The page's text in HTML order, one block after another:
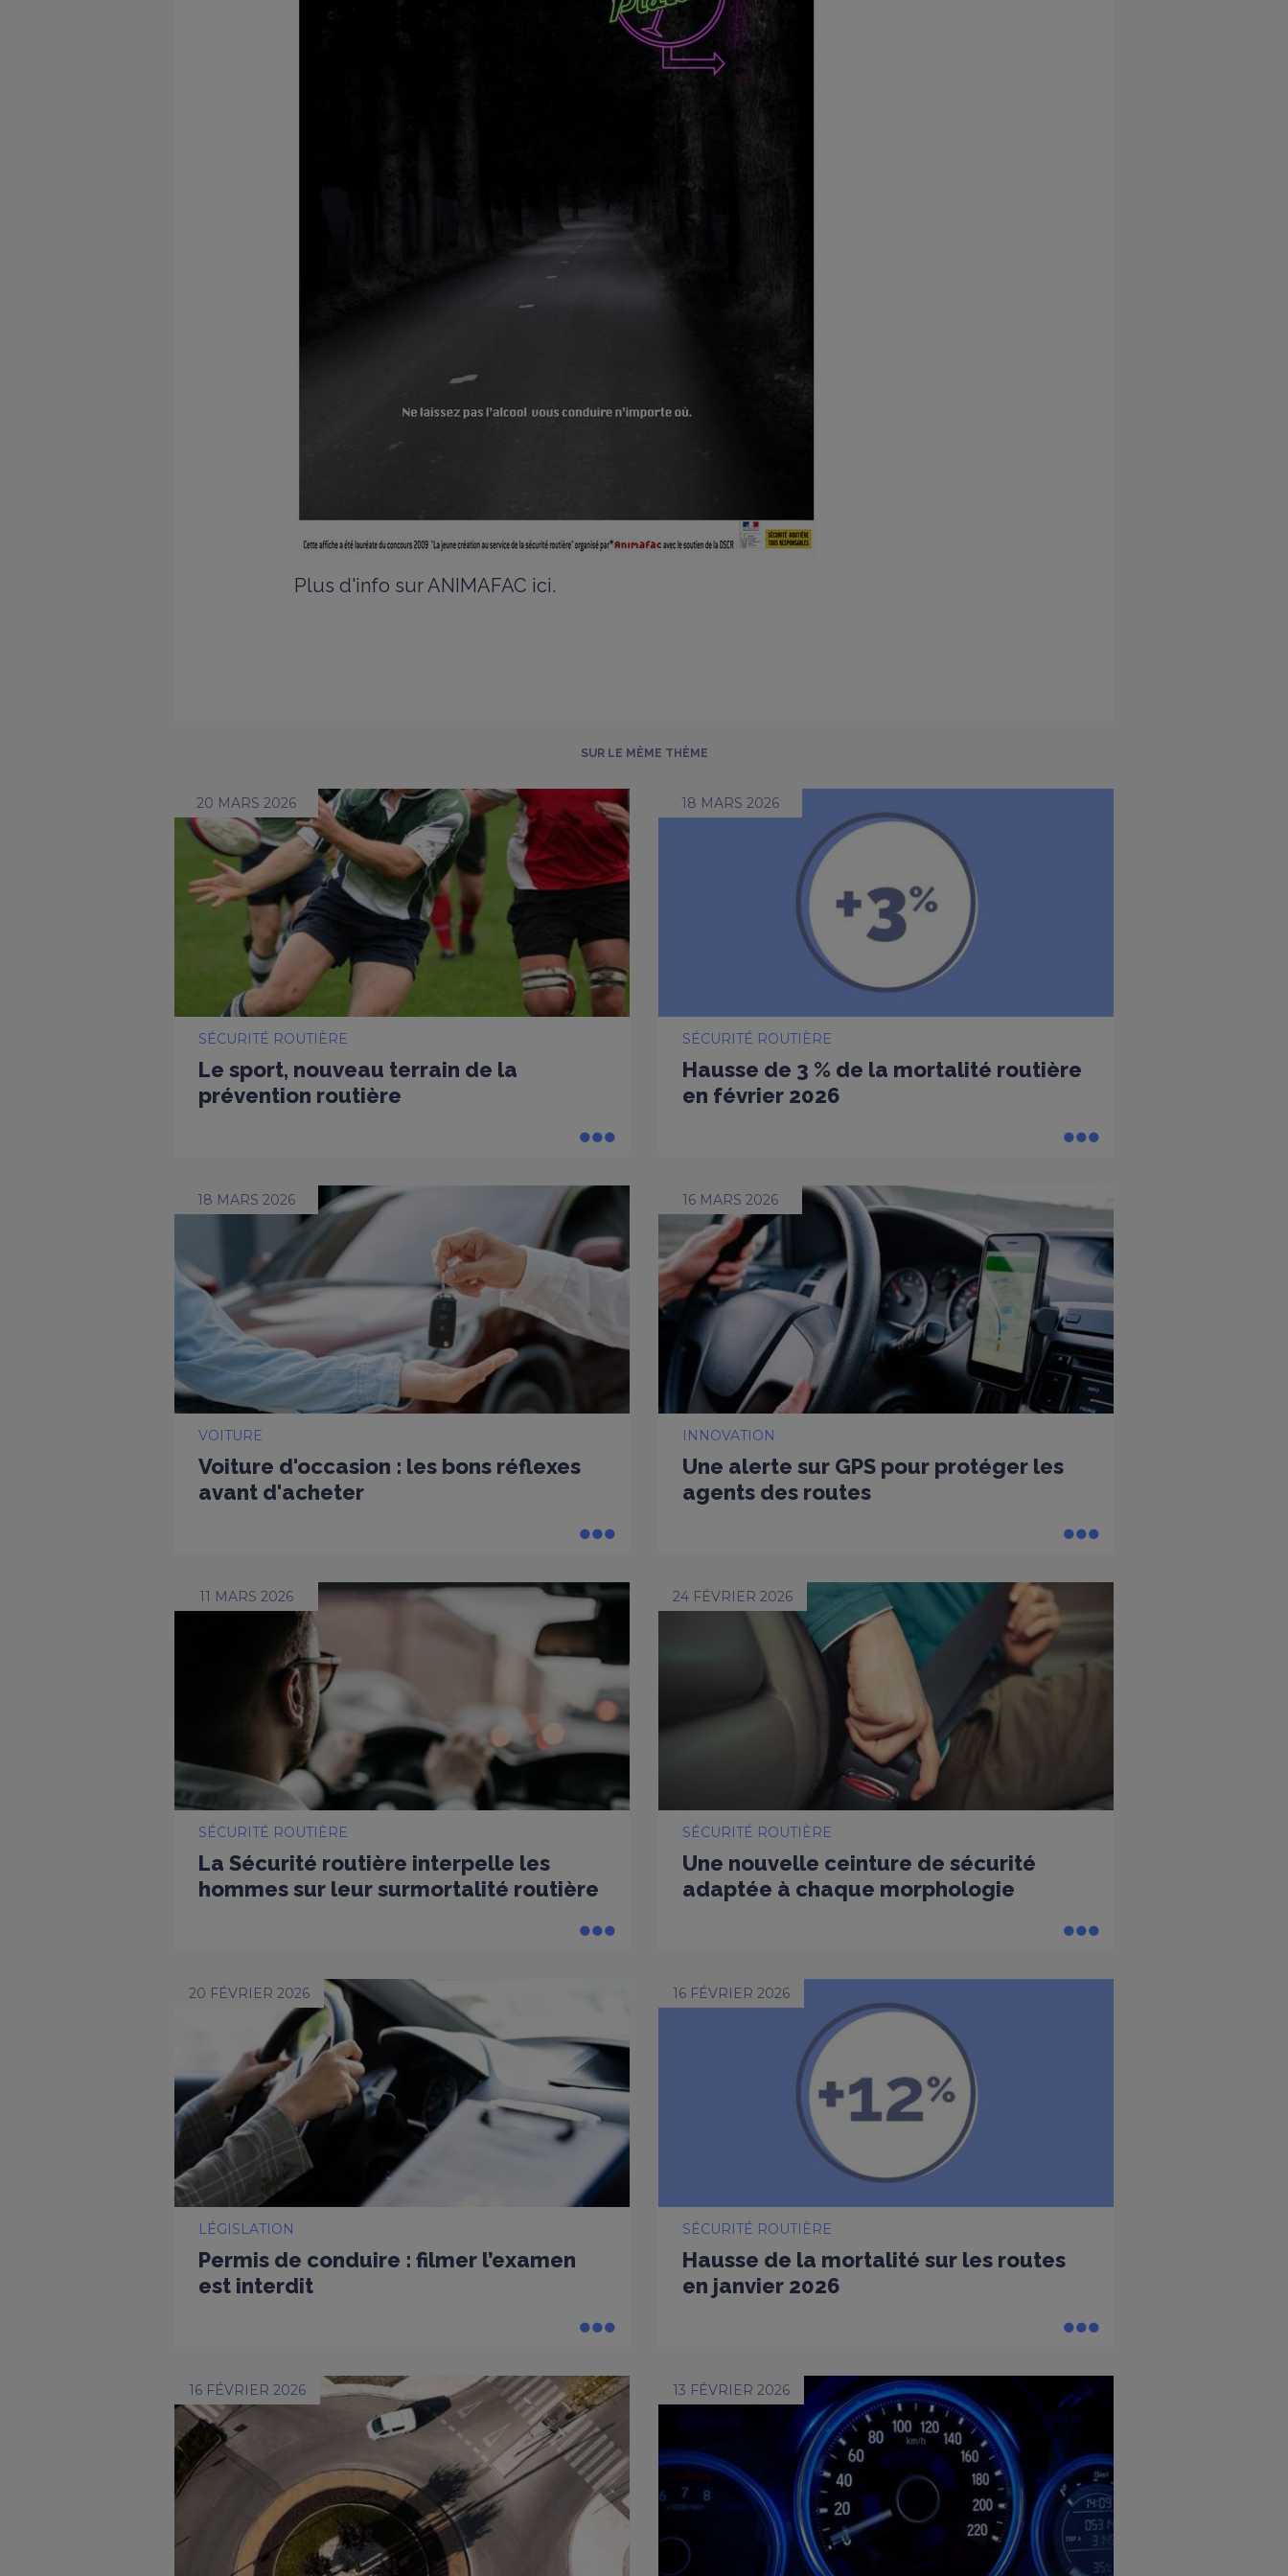
Plus d'info sur ANIMAFAC ici.
SUR LE MÊME THÈME
20 MARS 2026
SÉCURITÉ ROUTIÈRE
Le sport, nouveau terrain de la
prévention routière
18 MARS 2026
VOITURE
Voiture d'occasion : les bons réflexes
avant d'acheter
11 MARS 2026
SÉCURITÉ ROUTIÈRE
La Sécurité routière interpelle les
hommes sur leur surmortalité routière
20 FÉVRIER 2026
LÉGISLATION
Permis de conduire : filmer l’examen
est interdit
16 FÉVRIER 2026
18 MARS 2026
SÉCURITÉ ROUTIÈRE
Hausse de 3 % de la mortalité routière
en février 2026
16 MARS 2026
INNOVATION
Une alerte sur GPS pour protéger les
agents des routes
24 FÉVRIER 2026
SÉCURITÉ ROUTIÈRE
Une nouvelle ceinture de sécurité
adaptée à chaque morphologie
16 FÉVRIER 2026
SÉCURITÉ ROUTIÈRE
Hausse de la mortalité sur les routes
en janvier 2026
13 FÉVRIER 2026